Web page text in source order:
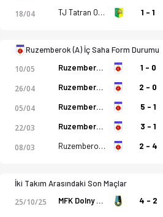
18/04 TJ Tatran Oravske Vesele 1 - 1
Ruzemberok (A) İç Saha Form Durumu
10/05 Ruzemberok (A) 1 - 0
26/04 Ruzemberok (A) 2 - 0
05/04 Ruzemberok (A) 5 - 1
22/03 Ruzemberok (A) 3 - 1
08/03 Ruzemberok (A) 2 - 4
İki Takım Arasındaki Son Maçlar
25/10/25 MFK Dolny Kubin 4 - 2